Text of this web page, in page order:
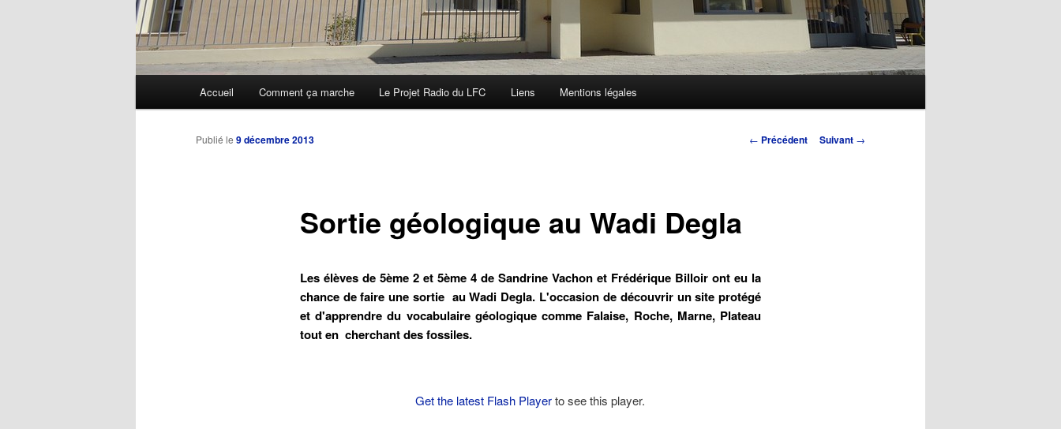
Aller
au
Accueil Comment ça marche Le Projet Radio du LFC Liens Mentions légales
Navigation
← Précédent Suivant →
Sortie géologique au Wadi Degla
Publié le 9 décembre 2013
Les élèves de 5ème 2 et 5ème 4 de Sandrine Vachon et Frédérique Billoir ont eu la
chance de faire une sortie au Wadi Degla. L'occasion de découvrir un site protégé
et d'apprendre du vocabulaire géologique comme Falaise, Roche, Marne, Plateau
tout en cherchant des fossiles.
Get the latest Flash Playerto see this player.